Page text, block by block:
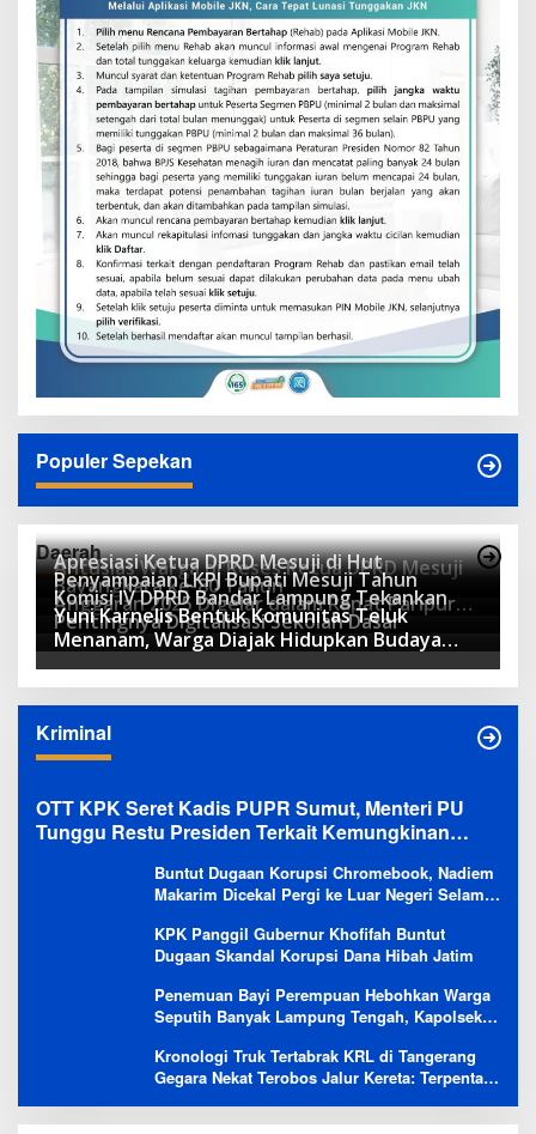
Populer Sepekan
Daerah
Antusias Warga di Reses Ketua DPRD Mesuji
Apresiasi Ketua DPRD Mesuji di Hut
Bayangkara ke-80 Tahun
Penyampaian LKPJ Bupati Mesuji Tahun
Anggaran 2025 Digelar dalam Rapat Paripurna
DPRD
Komisi IV DPRD Bandar Lampung Tekankan
Pentingnya Digitalisasi Sekolah Dasar
Yuni Karnelis Bentuk Komunitas Teluk
Menanam, Warga Diajak Hidupkan Budaya
Tanam
Kriminal
OTT KPK Seret Kadis PUPR Sumut, Menteri PU
Tunggu Restu Presiden Terkait Kemungkinan
Buntut Dugaan Korupsi Chromebook, Nadiem
Makarim Dicekal Pergi ke Luar Negeri Selama
KPK Panggil Gubernur Khofifah Buntut
Dugaan Skandal Korupsi Dana Hibah Jatim
Penemuan Bayi Perempuan Hebohkan Warga
Seputih Banyak Lampung Tengah, Kapolsek:
Kronologi Truk Tertabrak KRL di Tangerang
Gegara Nekat Terobos Jalur Kereta: Terpental,